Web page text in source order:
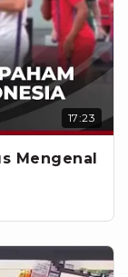
17:23
Mengenal